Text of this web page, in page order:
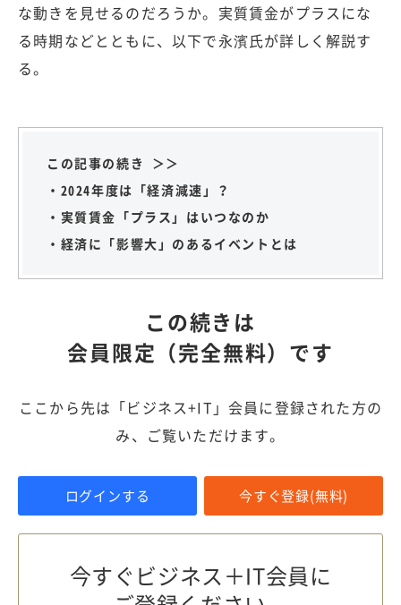
な動きを見せるのだろうか。実質賃金がプラスにな
る時期などとともに、以下で永濱氏が詳しく解説す
る。
この記事の続き ＞＞
・2024年度は「経済減速」？
・実質賃金「プラス」はいつなのか
・経済に「影響大」のあるイベントとは
この続きは
会員限定（完全無料）です
ここから先は「ビジネス+IT」会員に登録された方の
み、ご覧いただけます。
ログインする 今すぐ登録(無料)
今すぐビジネス＋IT会員に